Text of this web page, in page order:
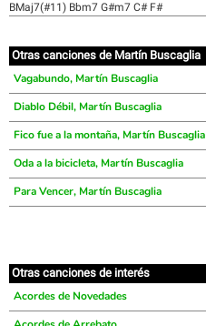
BMaj7(#11) Bbm7 G#m7 C# F#
Otras canciones de Martín Buscaglia
Vagabundo, Martín Buscaglia
Diablo Débil, Martín Buscaglia
Fico fue a la montaña, Martín Buscaglia
Oda a la bicicleta, Martín Buscaglia
Para Vencer, Martín Buscaglia
Otras canciones de interés
Acordes de Novedades